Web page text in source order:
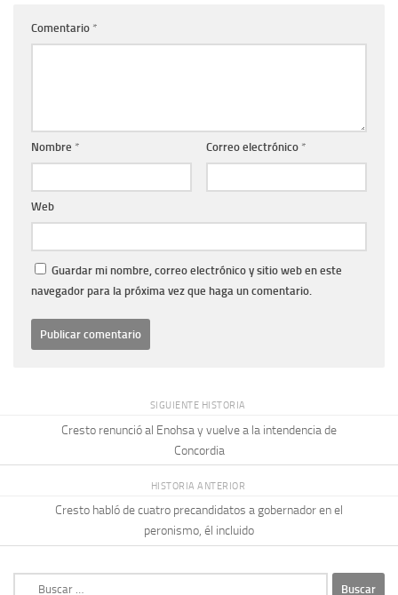
Comentario *
Nombre * Correo electrónico *
Web
Guardar mi nombre, correo electrónico y sitio web en este
navegador para la próxima vez que haga un comentario.
SIGUIENTE HISTORIA
Cresto renunció al Enohsa y vuelve a la intendencia de
Concordia
HISTORIA ANTERIOR
Cresto habló de cuatro precandidatos a gobernador en el
peronismo, él incluido